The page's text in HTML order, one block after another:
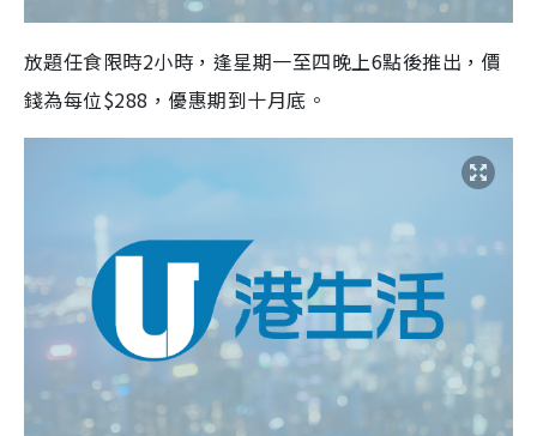
放題任食限時2小時，逢星期一至四晚上6點後推出，價
錢為每位$288，優惠期到十月底。